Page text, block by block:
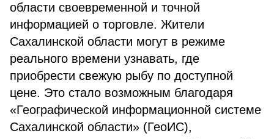
области своевременной и точной
информацией о торговле. Жители
Сахалинской области могут в режиме
реального времени узнавать, где
приобрести свежую рыбу по доступной
цене. Это стало возможным благодаря
«Географической информационной системе
Сахалинской области» (ГеоИС),